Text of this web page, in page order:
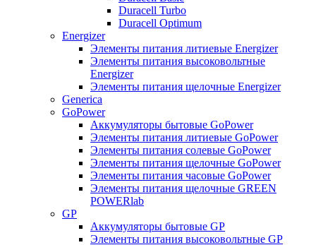
Duracell Turbo
Duracell Optimum
Energizer
Элементы питания литиевые Energizer
Элементы питания высоковольтные
Energizer
Элементы питания щелочные Energizer
Generica
GoPower
Аккумуляторы бытовые GoPower
Элементы питания литиевые GoPower
Элементы питания солевые GoPower
Элементы питания щелочные GoPower
Элементы питания часовые GoPower
Элементы питания щелочные GREEN
POWERlab
GP
Аккумуляторы бытовые GP
Элементы питания высоковольтные GP